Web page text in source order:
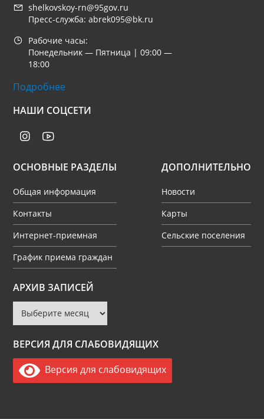
shelkovskoy-rn@95gov.ru
Пресс-служба: abrek095@bk.ru
Рабочие часы:
Понедельник — Пятница | 09:00 —
18:00
Подробнее
НАШИ СОЦСЕТИ
ОСНОВНЫЕ РАЗДЕЛЫ
Общая информация
Контакты
Интернет-приемная
График приема граждан
ДОПОЛНИТЕЛЬНО
Новости
Карты
Сельские поселения
АРХИВ ЗАПИСЕЙ
Архив
записей
ВЕРСИЯ ДЛЯ СЛАБОВИДЯЩИХ
Версия для слабовидящих